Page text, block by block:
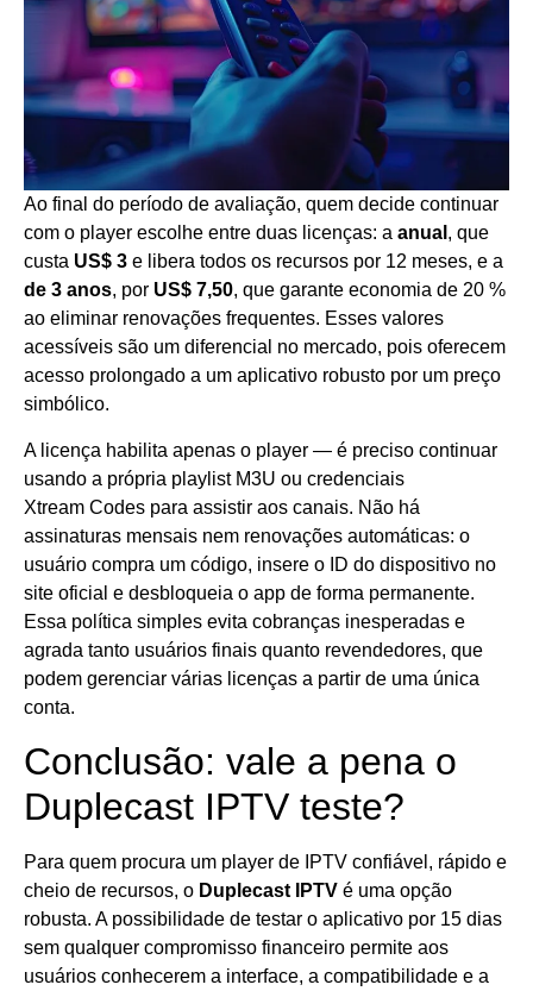
Ao final do período de avaliação, quem decide continuar
com o player escolhe entre duas licenças: a anual , que
custa US$ 3 e libera todos os recursos por 12 meses, e a
de 3 anos, por US$ 7,50, que garante economia de 20 %
ao eliminar renovações frequentes. Esses valores
acessíveis são um diferencial no mercado, pois oferecem
acesso prolongado a um aplicativo robusto por um preço
simbólico.
A licença habilita apenas o player — é preciso continuar
usando a própria playlist M3U ou credenciais
Xtream Codes para assistir aos canais. Não há
assinaturas mensais nem renovações automáticas: o
usuário compra um código, insere o ID do dispositivo no
site oficial e desbloqueia o app de forma permanente.
Essa política simples evita cobranças inesperadas e
agrada tanto usuários finais quanto revendedores, que
podem gerenciar várias licenças a partir de uma única
conta.
Conclusão: vale a pena o
Duplecast IPTV teste?
Para quem procura um player de IPTV confiável, rápido e
cheio de recursos, o Duplecast IPTV é uma opção
robusta. A possibilidade de testar o aplicativo por 15 dias
sem qualquer compromisso financeiro permite aos
usuários conhecerem a interface, a compatibilidade e a